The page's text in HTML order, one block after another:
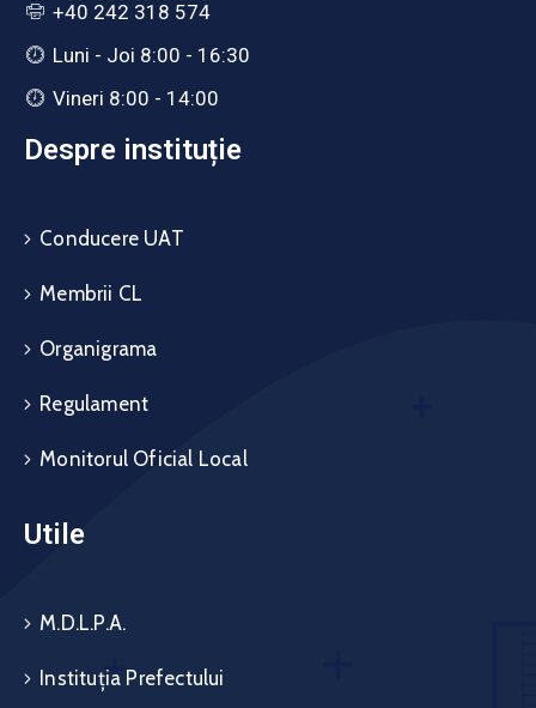
+40 242 318 574
Luni - Joi 8:00 - 16:30
Vineri 8:00 - 14:00
Despre instituție
Conducere UAT
Membrii CL
Organigrama
Regulament
Monitorul Oficial Local
Utile
M.D.L.P.A.
Instituția Prefectului